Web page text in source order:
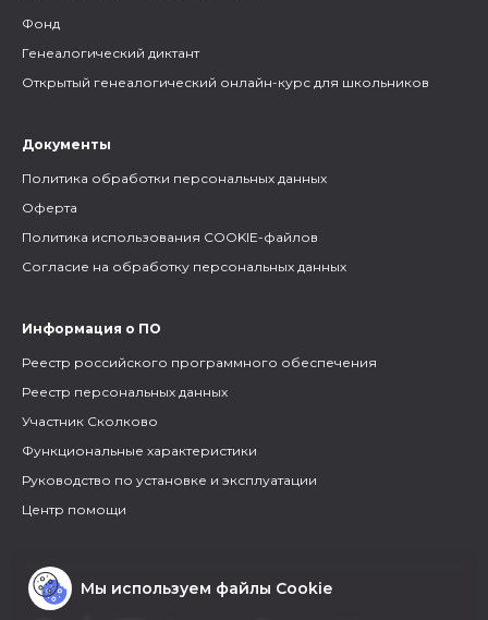
Фонд
Генеалогический диктант
Открытый генеалогический онлайн-курс для школьников
Документы
Политика обработки персональных данных
Оферта
Политика использования COOKIE-файлов
Согласие на обработку персональных данных
Информация о ПО
Реестр российского программного обеспечения
Реестр персональных данных
Участник Сколково
Функциональные характеристики
Руководство по установке и эксплуатации
Центр помощи
Мы используем файлы Cookie